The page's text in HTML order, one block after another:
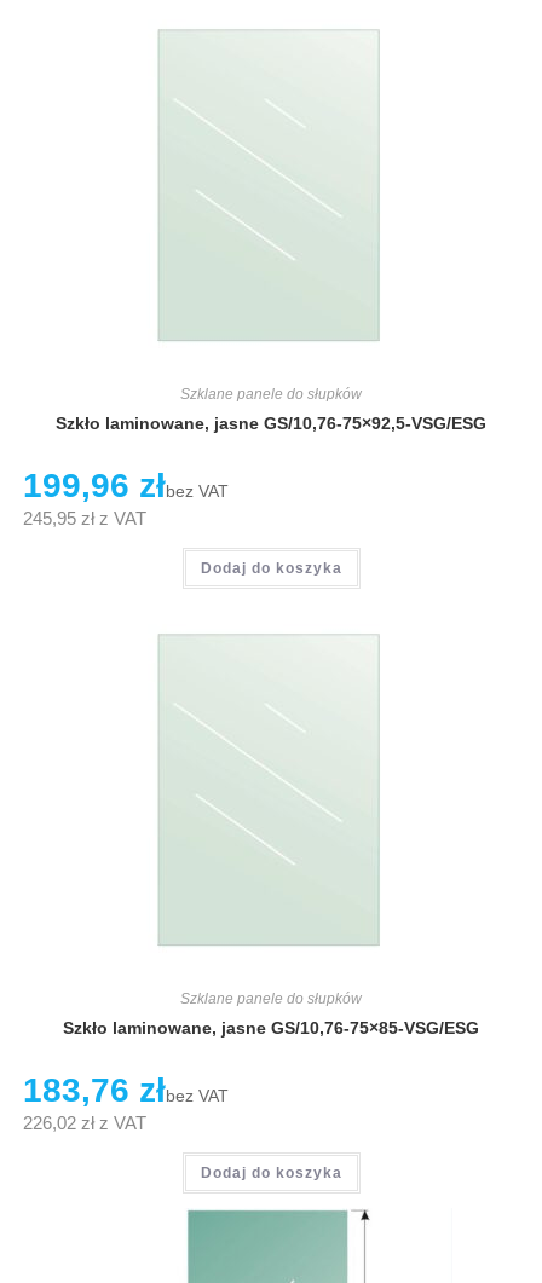
Szklane panele do słupków
Szkło laminowane, jasne GS/10,76-75×92,5-VSG/ESG
199,96 złbez VAT
245,95 złz VAT
Dodaj do koszyka
Szklane panele do słupków
Szkło laminowane, jasne GS/10,76-75×85-VSG/ESG
183,76 złbez VAT
226,02 złz VAT
Dodaj do koszyka